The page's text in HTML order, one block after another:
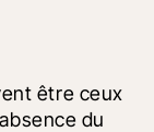
être ceux
du